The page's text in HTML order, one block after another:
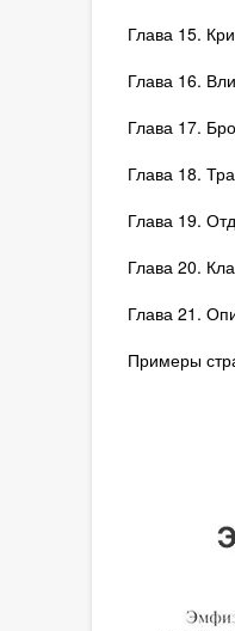
Глава 15.
Глава 16.
Глава 17.
Глава 18.
Глава 19.
Глава 20.
Глава 21.
Примеры